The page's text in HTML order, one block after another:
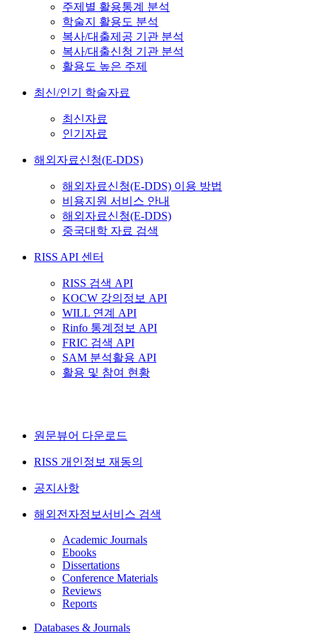
주제별 활용통계 분석
학술지 활용도 분석
복사/대출제공 기관 분석
복사/대출신청 기관 분석
활용도 높은 주제
최신/인기 학술자료
최신자료
인기자료
해외자료신청(E-DDS)
해외자료신청(E-DDS) 이용 방법
비용지원 서비스 안내
해외자료신청(E-DDS)
중국대학 자료 검색
RISS API 센터
RISS 검색 API
KOCW 강의정보 API
WILL 연계 API
Rinfo 통계정보 API
FRIC 검색 API
SAM 분석활용 API
활용 및 참여 현황
원문뷰어 다운로드
RISS 개인정보 재동의
공지사항
해외전자정보서비스 검색
Academic Journals
Ebooks
Dissertations
Conference Materials
Reviews
Reports
Databases & Journals